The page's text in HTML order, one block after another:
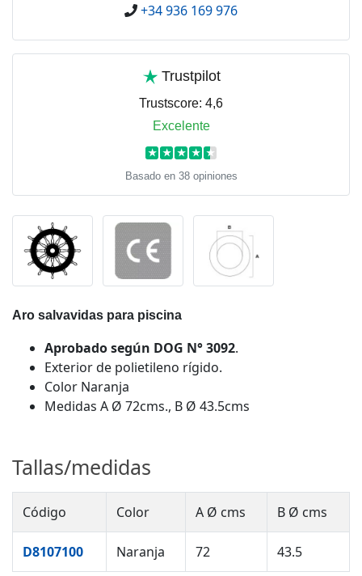
+34 936 169 976
Trustpilot
Trustscore: 4,6
Excelente
★ ★ ★ ★ ★
Basado en 38 opiniones
Aro salvavidas para piscina
Aprobado según DOG N° 3092.
Exterior de polietileno rígido.
Color Naranja
Medidas A Ø 72cms., B Ø 43.5cms
Tallas/medidas
Código Color A Ø cms B Ø cms
D8107100 Naranja 72 43.5